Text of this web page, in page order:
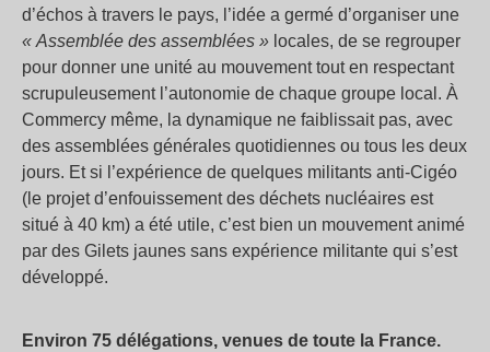
d’échos à travers le pays, l’idée a germé d’organiser une
« Assemblée des assemblées » locales, de se regrouper
pour donner une unité au mouvement tout en respectant
scrupuleusement l’autonomie de chaque groupe local. À
Commercy même, la dynamique ne faiblissait pas, avec
des assemblées générales quotidiennes ou tous les deux
jours. Et si l’expérience de quelques militants anti-Cigéo
(le projet d’enfouissement des déchets nucléaires est
situé à 40 km) a été utile, c’est bien un mouvement animé
par des Gilets jaunes sans expérience militante qui s’est
développé.
Environ 75 délégations, venues de toute la France.